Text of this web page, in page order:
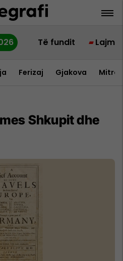
Të fundit Lajme
Ferizaj Gjakova
Shkupit dhe